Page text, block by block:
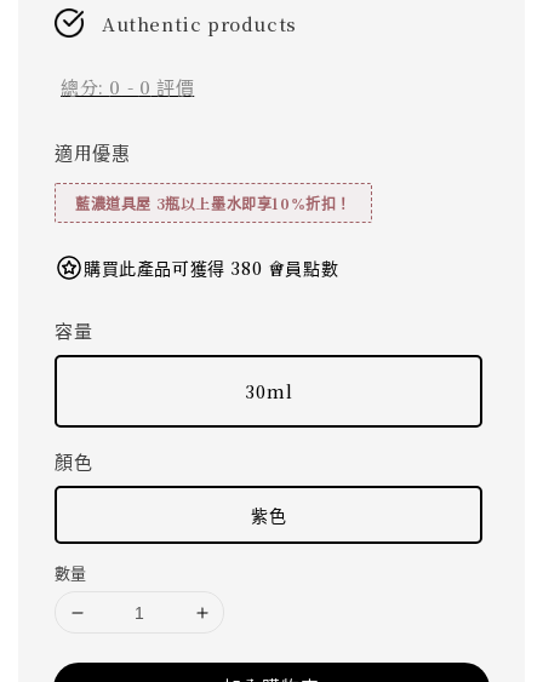
Authentic products
總分: 0 - 0 評價
適用優惠
藍濃道具屋 3瓶以上墨水即享10%折扣！
購買此產品可獲得 380 會員點數
容量
30ml
顏色
紫色
數量